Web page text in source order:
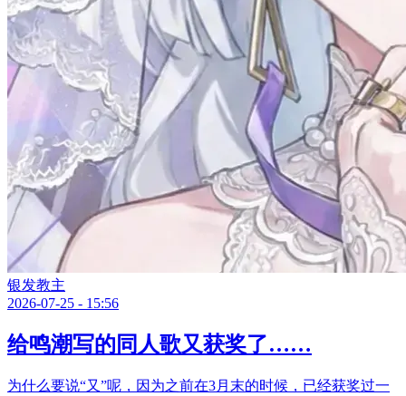
银发教主
2026-07-25 - 15:56
给鸣潮写的同人歌又获奖了……
为什么要说“又”呢，因为之前在3月末的时候，已经获奖过一